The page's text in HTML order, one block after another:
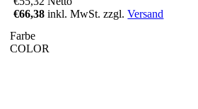
€66,38inkl. MwSt. zzgl.Versand
Farbe
COLOR